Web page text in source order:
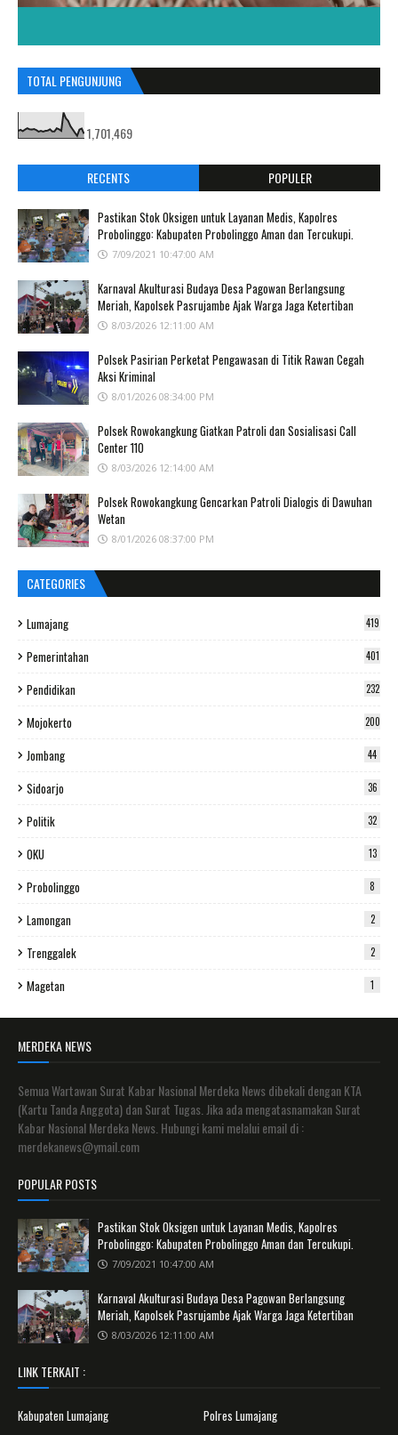
TOTAL PENGUNJUNG
1,701,469
RECENTS POPULER
Pastikan Stok Oksigen untuk Layanan Medis, Kapolres
Probolinggo: Kabupaten Probolinggo Aman dan Tercukupi.
7/09/2021 10:47:00 AM
Karnaval Akulturasi Budaya Desa Pagowan Berlangsung
Meriah, Kapolsek Pasrujambe Ajak Warga Jaga Ketertiban
8/03/2026 12:11:00 AM
Polsek Pasirian Perketat Pengawasan di Titik Rawan Cegah
Aksi Kriminal
8/01/2026 08:34:00 PM
Polsek Rowokangkung Giatkan Patroli dan Sosialisasi Call
Center 110
8/03/2026 12:14:00 AM
Polsek Rowokangkung Gencarkan Patroli Dialogis di Dawuhan
Wetan
8/01/2026 08:37:00 PM
CATEGORIES
Lumajang 419
Pemerintahan 401
Pendidikan 232
Mojokerto 200
Jombang 44
Sidoarjo 36
Politik 32
OKU 13
Probolinggo 8
Lamongan 2
Trenggalek 2
Magetan 1
MERDEKA NEWS
Semua Wartawan Surat Kabar Nasional Merdeka News dibekali dengan KTA
(Kartu Tanda Anggota) dan Surat Tugas. Jika ada mengatasnamakan Surat
Kabar Nasional Merdeka News. Hubungi kami melalui email di :
merdekanews@ymail.com
POPULAR POSTS
Pastikan Stok Oksigen untuk Layanan Medis, Kapolres
Probolinggo: Kabupaten Probolinggo Aman dan Tercukupi.
7/09/2021 10:47:00 AM
Karnaval Akulturasi Budaya Desa Pagowan Berlangsung
Meriah, Kapolsek Pasrujambe Ajak Warga Jaga Ketertiban
8/03/2026 12:11:00 AM
LINK TERKAIT :
Kabupaten Lumajang
Polres Lumajang